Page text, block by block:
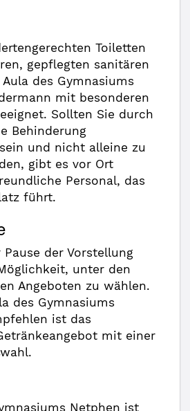
Toiletten
gepflegten sanitären
des Gymnasiums
mit besonderen
Sollten Sie durch
Behinderung
und nicht alleine zu
gibt es vor Ort
Personal, das
führt.
der Vorstellung
unter den
Angeboten zu wählen.
des Gymnasiums
ist das
mit einer
Netphen ist